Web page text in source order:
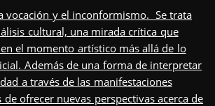
vocación y el inconformismo. Se trata
cultural, una mirada crítica que
el momento artístico más allá de lo
Además de una forma de interpretar
a través de las manifestaciones
ofrecer nuevas perspectivas acerca de